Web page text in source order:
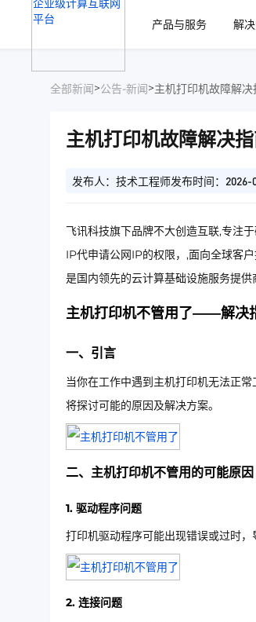
产品与服务
解
全部新闻>公告-新闻>主机打印机故障解
主机打印机故障解决
发布人：技术工程师发布时间：2026-
飞讯科技旗下品牌不大创造互联,专注
IP代申请公网IP的权限，,面向全球客
是国内领先的云计算基础设施服务提供
主机打印机不管用了——解决
一、引言
当你在工作中遇到主机打印机无法正
将探讨可能的原因及解决方案。
二、主机打印机不管用的可能原因
1. 驱动程序问题
打印机驱动程序可能出现错误或过时，
2. 连接问题